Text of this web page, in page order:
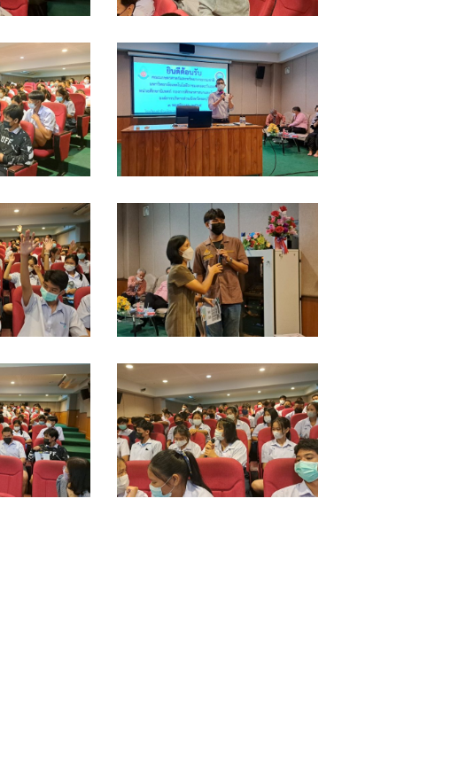
ป่า
ชะ
อางค์
11-
65_๒๒๑๑๐๔_15
LINE_ALBUM_แนะแนว
รร.ท่า
พิทยา
รร.สวน
ป่า
3-
11-
65_๒๒๑๑๐๔_19
LINE_ALBUM_แนะแนว
ข้าม
พิทยา
รร.สวน
ป่า
อางค์
3-
11-
65_๒๒๑๑๐๔_23
LINE_ALBUM_แนะแนว
รร.ท่า
ข้าม
พิทยา
รร.สวน
ป่า